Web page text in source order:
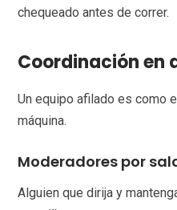
chequeado antes de correr.
Coordinación en
Un equipo afilado es como
máquina.
Moderadores por
Alguien que dirija y